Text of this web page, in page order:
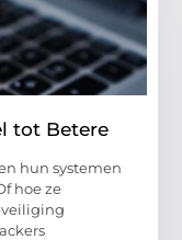
tot Betere
hun systemen
hoe ze